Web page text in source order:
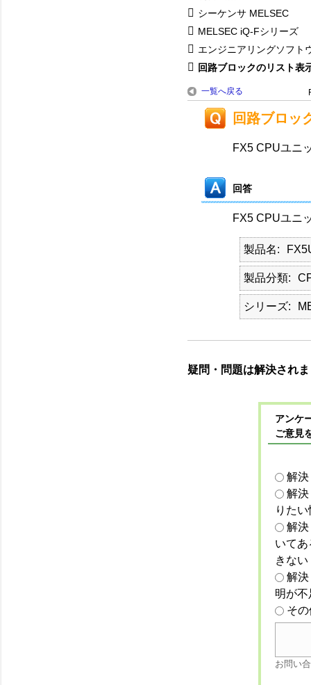
シーケンサ MELSEC
MELSEC iQ-Fシリーズ
エンジニアリングソフト
回路ブロックのリスト表
一覧へ戻る
回路ブロッ
FX5 CPUユニ
回答
FX5 CPUユニ
製品名
製品分類
シリーズ
疑問・問題は解決され
アンケ
ご意見
解
解
りた
解
いて
きない
解
明が
そ
お問い